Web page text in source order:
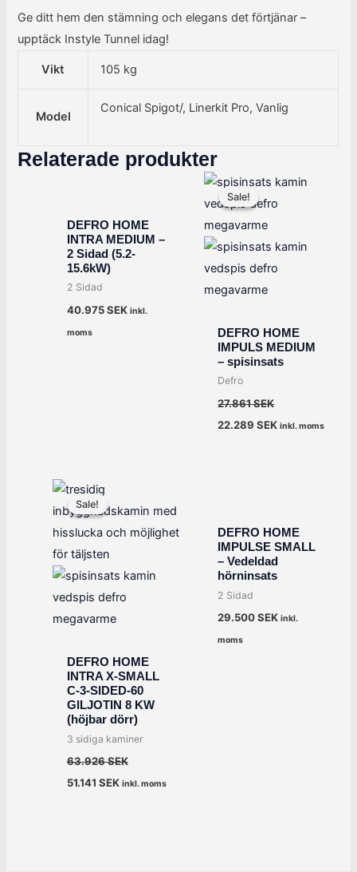
Ge ditt hem den stämning och elegans det förtjänar –
upptäck Instyle Tunnel idag!
Vikt 105 kg
Model
Conical Spigot/, Linerkit Pro, Vanlig
Relaterade produkter
DEFRO HOME
INTRA MEDIUM –
2 Sidad (5.2-
15.6kW)
2 Sidad
40.975SEK inkl.
moms
Sale!
Sale!
DEFRO HOME
IMPULS MEDIUM
– spisinsats
Defro
27.861SEK
Det
ursprungliga
priset
27.861 SEK.
22.289SEK
Det
nuvarande
priset
inkl. moms
Sale!
Sale!
DEFRO HOME
INTRA X-SMALL
C-3-SIDED-60
GILJOTIN 8 KW
(höjbar dörr)
3 sidiga kaminer
63.926SEK
Det
ursprungliga
priset
var:
63.926 SEK.
51.141 SEK
priset
är:
51.141 SEK.
inkl. moms
DEFRO HOME
IMPULSE SMALL
– Vedeldad
hörninsats
2 Sidad
29.500SEK inkl.
moms